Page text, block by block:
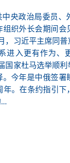
央政治局委员、
织外长会期间会
，习近平主席同
进入更有作为、
国家杜马选举顺利
今年是中俄签署
年。在条约指引下